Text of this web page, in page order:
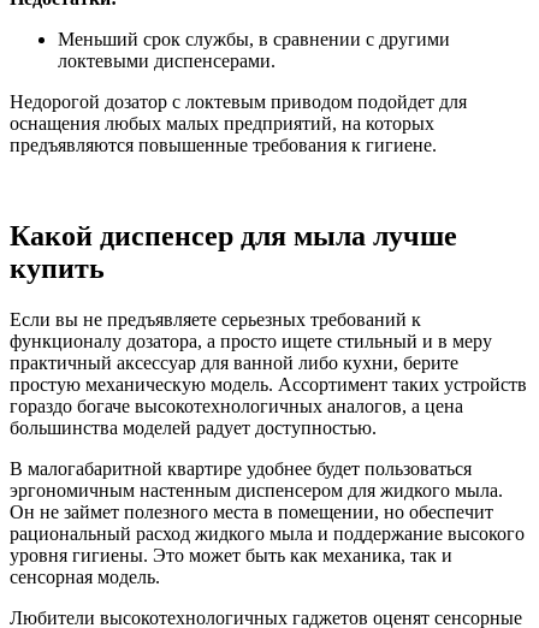
Меньший срок службы, в сравнении с другими
локтевыми диспенсерами.
Недорогой дозатор с локтевым приводом подойдет для
оснащения любых малых предприятий, на которых
предъявляются повышенные требования к гигиене.
Какой диспенсер для мыла лучше
купить
Если вы не предъявляете серьезных требований к
функционалу дозатора, а просто ищете стильный и в меру
практичный аксессуар для ванной либо кухни, берите
простую механическую модель. Ассортимент таких устройств
гораздо богаче высокотехнологичных аналогов, а цена
большинства моделей радует доступностью.
В малогабаритной квартире удобнее будет пользоваться
эргономичным настенным диспенсером для жидкого мыла.
Он не займет полезного места в помещении, но обеспечит
рациональный расход жидкого мыла и поддержание высокого
уровня гигиены. Это может быть как механика, так и
сенсорная модель.
Любители высокотехнологичных гаджетов оценят сенсорные